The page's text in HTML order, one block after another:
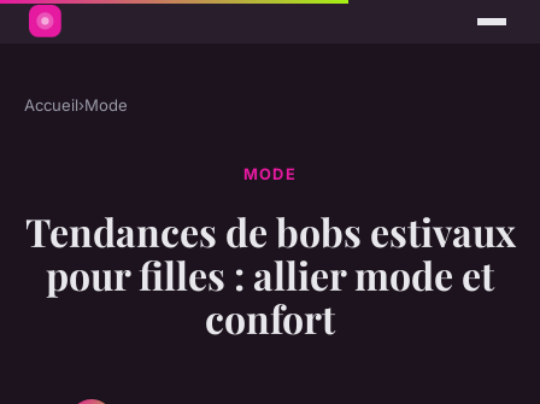
Accueil›Mode
MODE
Tendances de bobs estivaux
pour filles : allier mode et
confort